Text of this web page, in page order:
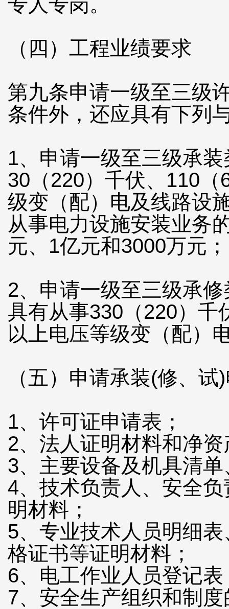
（四）工程业绩要求
第九条申请一级至三级
条件外，还应具有下列
1、申请一级至三级承
30（220）千伏、110
级变（配）电及线路设
从事电力设施安装业务
元、1亿元和3000万元；
2、申请一级至三级承
具有从事330（220）千
以上电压等级变（配）
（五）申请承装(修、
1、许可证申请表；
2、法人证明材料和净
3、主要设备及机具清
4、技术负责人、安全
明材料；
5、专业技术人员明细
格证书等证明材料；
6、电工作业人员登记表
7、安全生产组织和制